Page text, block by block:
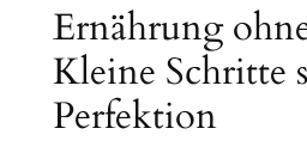
Ernährung
Kleine Schritte
Perfektion